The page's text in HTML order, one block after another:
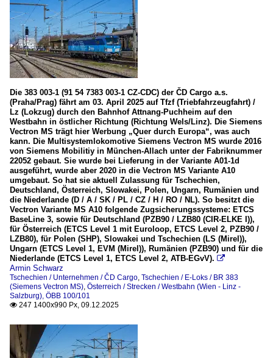
Die 383 003-1 (91 54 7383 003-1 CZ-CDC) der ČD Cargo a.s.
(Praha/Prag) fährt am 03. April 2025 auf Tfzf (Triebfahrzeugfahrt) /
Lz (Lokzug) durch den Bahnhof Attnang-Puchheim auf den
Westbahn in östlicher Richtung (Richtung Wels/Linz). Die Siemens
Vectron MS trägt hier Werbung „Quer durch Europa“, was auch
kann. Die Multisystemlokomotive Siemens Vectron MS wurde 2016
von Siemens Mobilitiy in München-Allach unter der Fabriknummer
22052 gebaut. Sie wurde bei Lieferung in der Variante A01-1d
ausgeführt, wurde aber 2020 in die Vectron MS Variante A10
umgebaut. So hat sie aktuell Zulassung für Tschechien,
Deutschland, Österreich, Slowakei, Polen, Ungarn, Rumänien und
die Niederlande (D / A / SK / PL / CZ / H / RO / NL). So besitzt die
Vectron Variante MS A10 folgende Zugsicherungssysteme: ETCS
BaseLine 3, sowie für Deutschland (PZB90 / LZB80 (CIR-ELKE I)),
für Österreich (ETCS Level 1 mit Euroloop, ETCS Level 2, PZB90 /
LZB80), für Polen (SHP), Slowakei und Tschechien (LS (Mirel)),
Ungarn (ETCS Level 1, EVM (Mirel)), Rumänien (PZB90) und für die
Niederlande (ETCS Level 1, ETCS Level 2, ATB-EGvV). 
Armin Schwarz
Tschechien / Unternehmen / ČD Cargo, Tschechien / E-Loks / BR 383
(Siemens Vectron MS), Österreich / Strecken / Westbahn (Wien - Linz -
Salzburg), ÖBB 100/101
 247 1400x990 Px, 09.12.2025